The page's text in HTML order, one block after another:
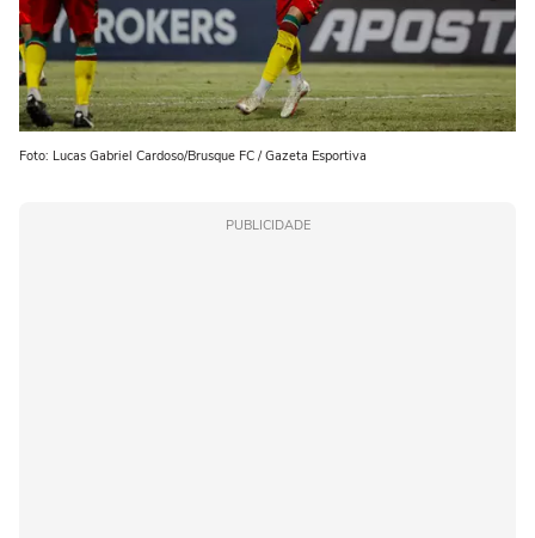
Foto: Lucas Gabriel Cardoso/Brusque FC / Gazeta Esportiva
PUBLICIDADE